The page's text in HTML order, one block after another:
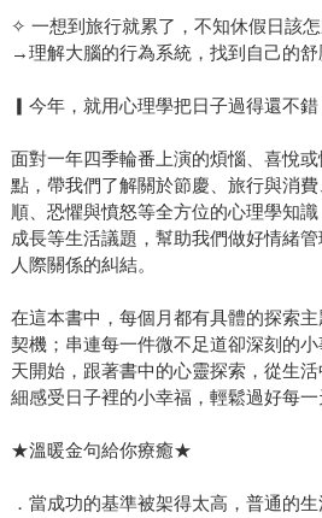
✧ 一想到旅行就累了，不知休假日該
→理解大腦的行為系統，找到自己的舒
▎今年，就用心理學把日子過得還不錯
面對一年四季輪番上演的煩惱、喜悅
點，帶我們了解關於節慶、旅行與消
順、恐懼與憤怒等全方位的心理學知
成長等生活議題，幫助我們做好情緒
人際關係的糾結。
在這本書中，每個月都有具體的探索
契機；串連每一件微不足道卻深刻的
天開始，跟著書中的心靈探索，從生
細感受日子裡的小幸福，輕鬆過好每一
★溫暖金句給你療癒★
．當成功的基準被架得太高，普通的